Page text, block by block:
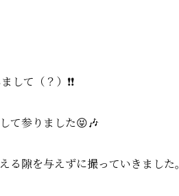
て（？）❗❗
て参りました😝🎶
る隙を与えずに撮っていきました。